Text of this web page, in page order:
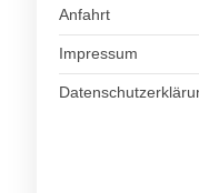
Anfahrt
Impressum